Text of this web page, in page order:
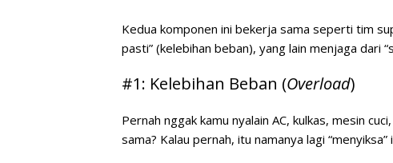
Kedua komponen ini bekerja sama seperti tim
pasti” (kelebihan beban), yang lain menjaga dari
#1: Kelebihan Beban (Overload)
Pernah nggak kamu nyalain AC, kulkas, mesin
sama? Kalau pernah, itu namanya lagi